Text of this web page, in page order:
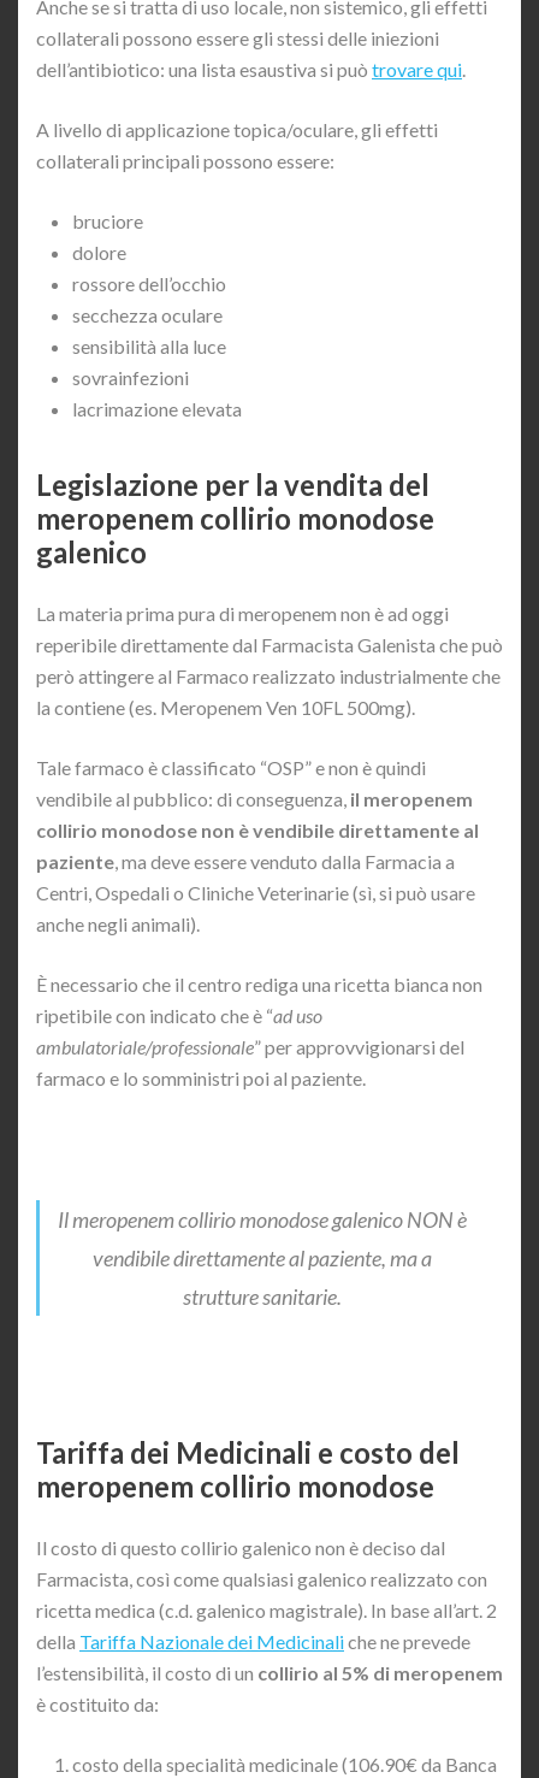
Anche se si tratta di uso locale, non sistemico, gli effetti
collaterali possono essere gli stessi delle iniezioni
dell’antibiotico: una lista esaustiva si può trovare qui.
A livello di applicazione topica/oculare, gli effetti
collaterali principali possono essere:
bruciore
dolore
rossore dell’occhio
secchezza oculare
sensibilità alla luce
sovrainfezioni
lacrimazione elevata
Legislazione per la vendita del
meropenem collirio monodose
galenico
La materia prima pura di meropenem non è ad oggi
reperibile direttamente dal Farmacista Galenista che può
però attingere al Farmaco realizzato industrialmente che
la contiene (es. Meropenem Ven 10FL 500mg).
Tale farmaco è classificato “OSP” e non è quindi
vendibile al pubblico: di conseguenza, il meropenem
collirio monodose non è vendibile direttamente al
paziente, ma deve essere venduto dalla Farmacia a
Centri, Ospedali o Cliniche Veterinarie (sì, si può usare
anche negli animali).
È necessario che il centro rediga una ricetta bianca non
ripetibile con indicato che è “ad uso
ambulatoriale/professionale” per approvvigionarsi del
farmaco e lo somministri poi al paziente.
Il meropenem collirio monodose galenico NON è
vendibile direttamente al paziente, ma a
strutture sanitarie.
Tariffa dei Medicinali e costo del
meropenem collirio monodose
Il costo di questo collirio galenico non è deciso dal
Farmacista, così come qualsiasi galenico realizzato con
ricetta medica (c.d. galenico magistrale). In base all’art. 2
della Tariffa Nazionale dei Medicinaliche ne prevede
l’estensibilità, il costo di un collirio al 5% di meropenem
è costituito da:
costo della specialità medicinale (106.90€ da Banca